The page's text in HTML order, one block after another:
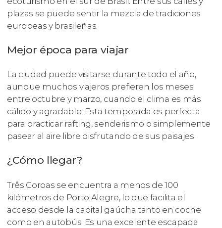
plazas se puede sentir la mezcla de tradiciones
europeas y brasileñas.
Mejor época para viajar
La ciudad puede visitarse durante todo el año,
aunque muchos viajeros prefieren los meses
entre octubre y marzo, cuando el clima es más
cálido y agradable. Esta temporada es perfecta
para practicar rafting, senderismo o simplemente
pasear al aire libre disfrutando de sus paisajes.
¿Cómo llegar?
Três Coroas se encuentra a menos de 100
kilómetros de Porto Alegre, lo que facilita el
acceso desde la capital gaúcha tanto en coche
como en autobús. Es una excelente escapada